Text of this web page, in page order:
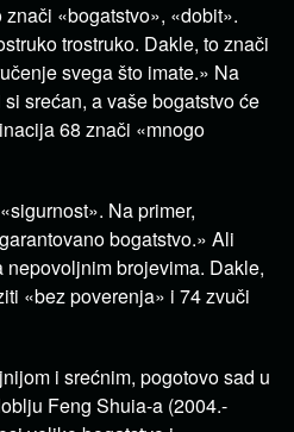
«bogatstvo», «dobit».
trostruko. Dakle, to znači
svega što imate.» Na
srećan, a vaše bogatstvo će
68 znači «mnogo
Na primer,
bogatstvo.» Ali
nepovoljnim brojevima. Dakle,
«bez poverenja» i 74 zvuči
i srećnim, pogotovo sad u
Feng Shuia-a (2004.-